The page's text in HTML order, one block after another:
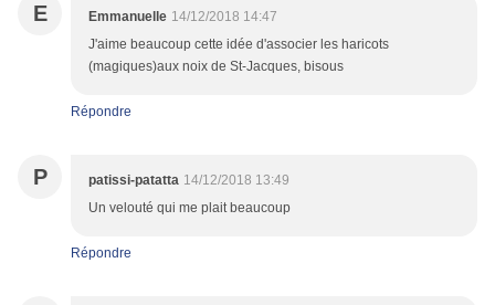
E Emmanuelle 14/12/2018 14:47
J'aime beaucoup cette idée d'associer les haricots
(magiques)aux noix de St-Jacques, bisous
Répondre
P patissi-patatta 14/12/2018 13:49
Un velouté qui me plait beaucoup
Répondre